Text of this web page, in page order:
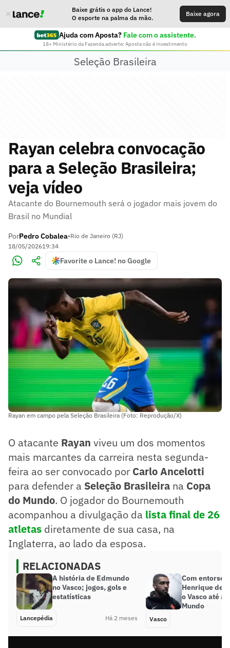
Baixe grátis o app do Lance!
O esporte na palma da mão.
Baixe agora
Ajuda com Aposta? Fale com o assistente.
18+ Ministério da Fazenda adverte: Aposta não é investimento
Seleção Brasileira
Rayan celebra convocação
para a Seleção Brasileira;
veja vídeo
Atacante do Bournemouth será o jogador mais jovem do
Brasil no Mundial
PorPedro Cobalea•Rio de Janeiro (RJ)
18/05/202619:34
Favorite o Lance! no Google
Rayan em campo pela Seleção Brasileira (Foto: Reprodução/X)
O atacante Rayan viveu um dos momentos
mais marcantes da carreira nesta segunda-
feira ao ser convocado por Carlo Ancelotti
para defender a Seleção Brasileira na Copa
do Mundo. O jogador do Bournemouth
acompanhou a divulgação da lista final de 26
atletas diretamente de sua casa, na
Inglaterra, ao lado da esposa.
RELACIONADAS
A história de Edmundo
no Vasco; jogos, gols e
estatísticas
Lancepédia Há 2 meses
Com entorse,
Henrique
o Vasco até a
Mundo
Vasco